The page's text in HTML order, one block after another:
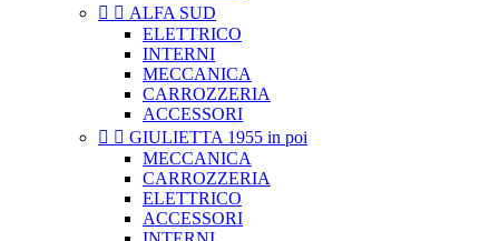
  ALFA SUD
ELETTRICO
INTERNI
MECCANICA
CARROZZERIA
ACCESSORI
  GIULIETTA 1955 in poi
MECCANICA
CARROZZERIA
ELETTRICO
ACCESSORI